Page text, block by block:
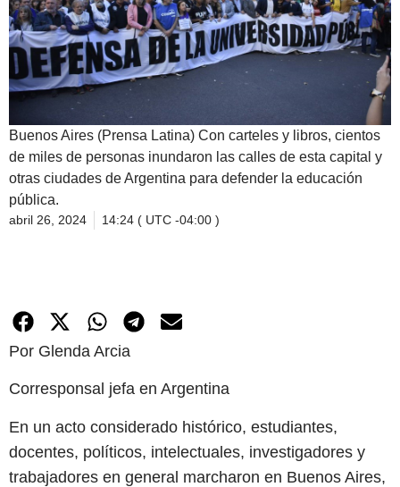
Buenos Aires (Prensa Latina) Con carteles y libros, cientos
de miles de personas inundaron las calles de esta capital y
otras ciudades de Argentina para defender la educación
pública.
abril 26, 2024 14:24 ( UTC -04:00 )
Por Glenda Arcia
Corresponsal jefa en Argentina
En un acto considerado histórico, estudiantes,
docentes, políticos, intelectuales, investigadores y
trabajadores en general marcharon en Buenos Aires,